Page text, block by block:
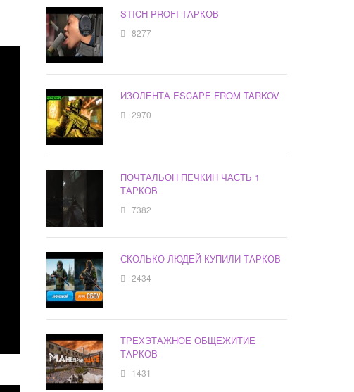
STICH PROFI ТАРКОВ
8277
ИЗОЛЕНТА ESCAPE FROM TARKOV
2970
ПОЧТАЛЬОН ПЕЧКИН ЧАСТЬ 1
ТАРКОВ
7382
СКОЛЬКО ЛЮДЕЙ КУПИЛИ ТАРКОВ
2434
ТРЕХЭТАЖНОЕ ОБЩЕЖИТИЕ
ТАРКОВ
1431